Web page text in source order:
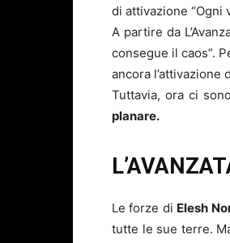
di attivazione “Ogni
A partire da
consegue il caos”.
ancora l’attivazione
Tuttavia, ora ci
planare.
Le forze di Elesh
tutte le sue terre.